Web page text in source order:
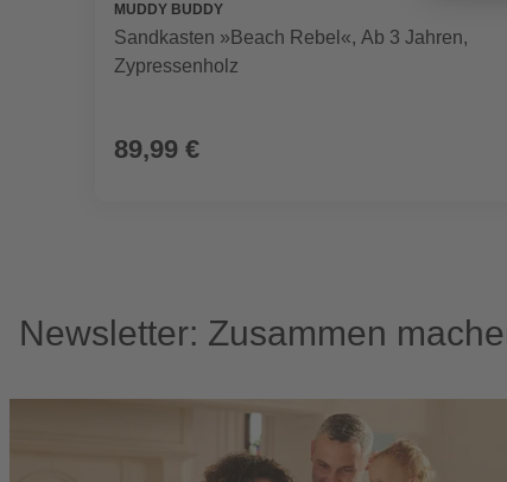
MUDDY BUDDY
Sandkasten »Beach Rebel«, Ab 3 Jahren,
Zypressenholz
89,99 €
Newsletter: Zusammen